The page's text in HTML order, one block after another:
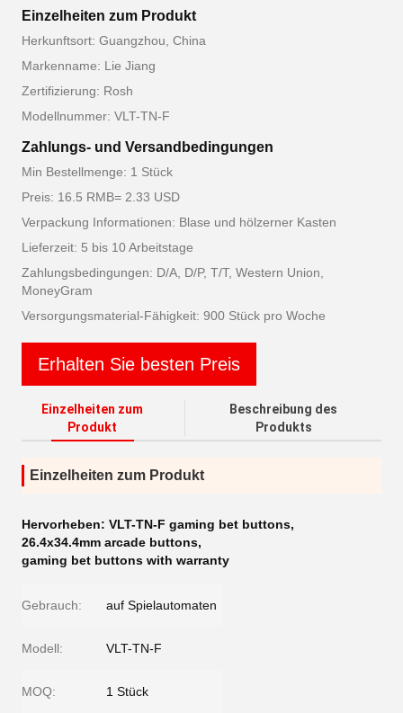
Einzelheiten zum Produkt
Herkunftsort: Guangzhou, China
Markenname: Lie Jiang
Zertifizierung: Rosh
Modellnummer: VLT-TN-F
Zahlungs- und Versandbedingungen
Min Bestellmenge: 1 Stück
Preis: 16.5 RMB= 2.33 USD
Verpackung Informationen: Blase und hölzerner Kasten
Lieferzeit: 5 bis 10 Arbeitstage
Zahlungsbedingungen: D/A, D/P, T/T, Western Union,
MoneyGram
Versorgungsmaterial-Fähigkeit: 900 Stück pro Woche
Erhalten Sie besten Preis
Einzelheiten zum
Produkt
Beschreibung des
Produkts
Einzelheiten zum Produkt
Hervorheben: VLT-TN-F gaming bet buttons,
26.4x34.4mm arcade buttons,
gaming bet buttons with warranty
Gebrauch: auf Spielautomaten
Modell: VLT-TN-F
MOQ: 1 Stück